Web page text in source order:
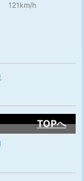
121km/h
TOPへ